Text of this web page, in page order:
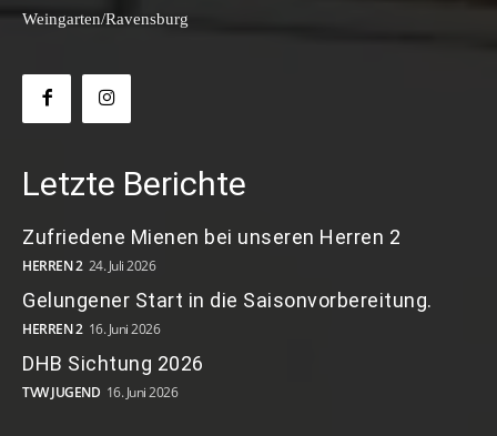
Weingarten/Ravensburg
Letzte Berichte
Zufriedene Mienen bei unseren Herren 2
HERREN 2 24. Juli 2026
Gelungener Start in die Saisonvorbereitung.
HERREN 2 16. Juni 2026
DHB Sichtung 2026
TVW JUGEND 16. Juni 2026